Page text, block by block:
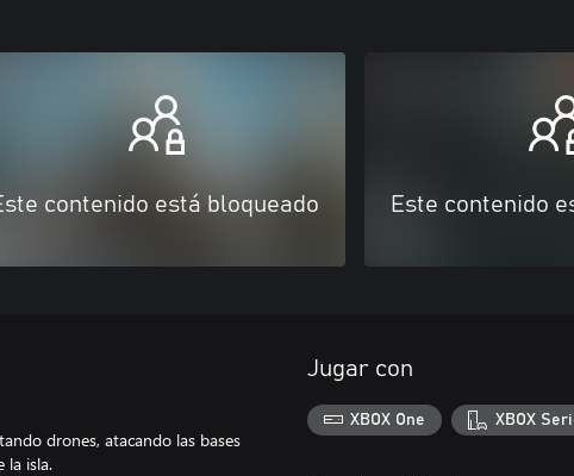
contenido está bloqueado Este contenido
drones, atacando las bases
la isla.
Jugar con
XBOX One XBOX